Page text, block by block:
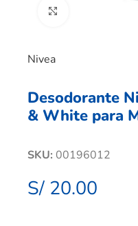
Nivea
Desodorante
& White para
SKU: 00196012
S/ 20.00